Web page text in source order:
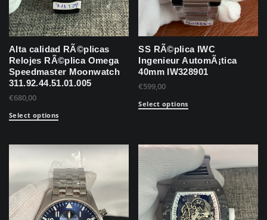
Alta calidad RÃ©plicas
Relojes RÃ©plica Omega
Speedmaster Moonwatch
311.92.44.51.01.005
€680,00
Select options
SS RÃ©plica IWC
Ingenieur AutomÃ¡tica
40mm IW328901
€599,00
Select options